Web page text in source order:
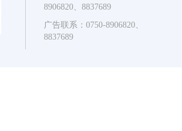
8906820、8837689
广告联系：0750-8906820、
8837689